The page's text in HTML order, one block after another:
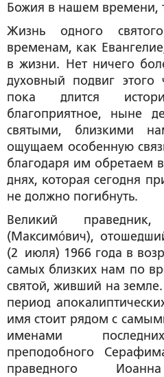
Божия в нашем времени,
Жизнь одного
временам, как
в жизни. Нет ничего
духовный подвиг этого
пока длится
благоприятное, ныне
святыми, близкими
ощущаем особенную
благодаря им обретаем
днях, которая сегодня
не должно погибнуть.
Великий
(Максимóвич),
(2 июля) 1966 года в
самых близких нам по
святой, живший на
период
имя стоит рядом с
именами
преподобного
праведного